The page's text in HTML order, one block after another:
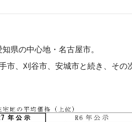
県の中心地・名古屋市。
市、刈谷市、安城市と続き、その